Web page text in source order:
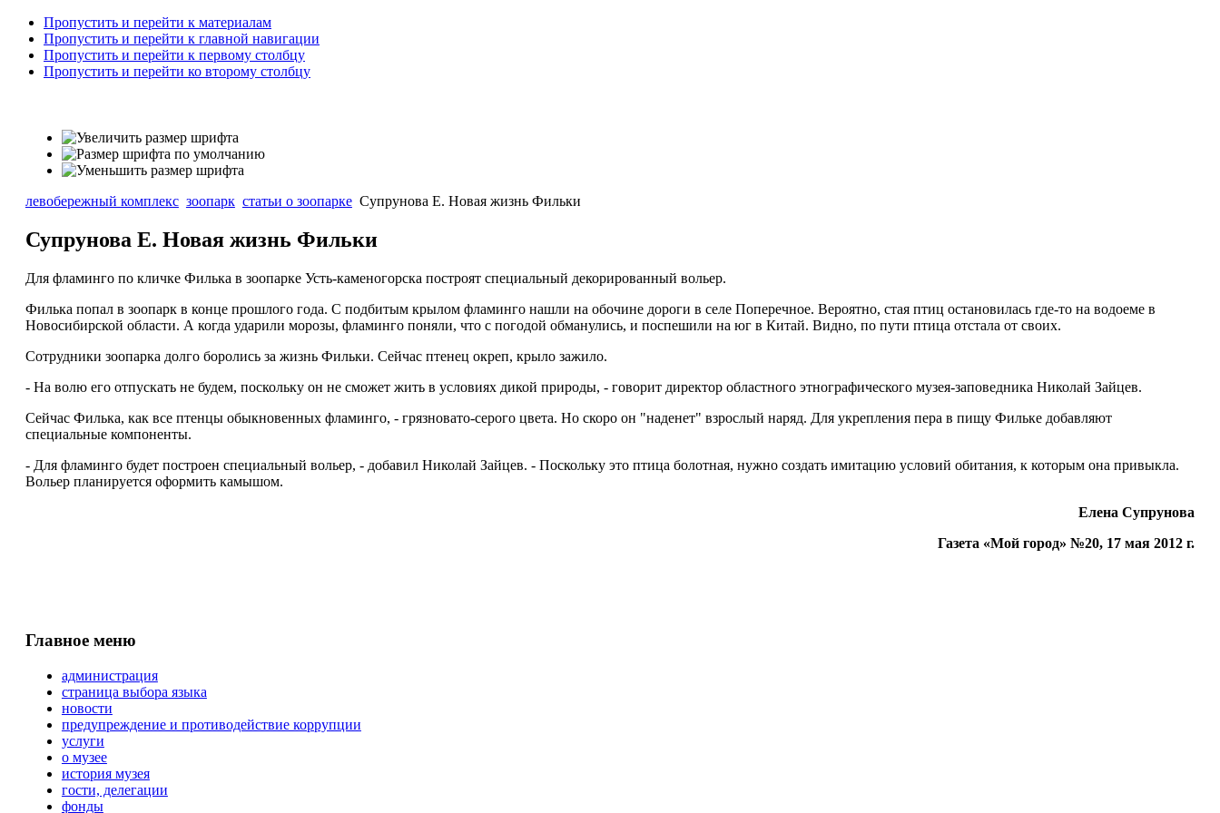
Пропустить и перейти к материалам
Пропустить и перейти к главной навигации
Пропустить и перейти к первому столбцу
Пропустить и перейти ко второму столбцу
левобережный комплекс зоопарк статьи о зоопарке Супрунова Е. Новая жизнь Фильки
Супрунова Е. Новая жизнь Фильки
Для фламинго по кличке Филька в зоопарке Усть-каменогорска построят специальный декорированный вольер.
Филька попал в зоопарк в конце прошлого года. С подбитым крылом фламинго нашли на обочине дороги в селе Поперечное. Вероятно, стая птиц остановилась где-то на водоеме в
Новосибирской области. А когда ударили морозы, фламинго поняли, что с погодой обманулись, и поспешили на юг в Китай. Видно, по пути птица отстала от своих.
Сотрудники зоопарка долго боролись за жизнь Фильки. Сейчас птенец окреп, крыло зажило.
- На волю его отпускать не будем, поскольку он не сможет жить в условиях дикой природы, - говорит директор областного этнографического музея-заповедника Николай Зайцев.
Сейчас Филька, как все птенцы обыкновенных фламинго, - грязновато-серого цвета. Но скоро он "наденет" взрослый наряд. Для укрепления пера в пищу Фильке добавляют
специальные компоненты.
- Для фламинго будет построен специальный вольер, - добавил Николай Зайцев. - Поскольку это птица болотная, нужно создать имитацию условий обитания, к которым она привыкла.
Вольер планируется оформить камышом.
Елена Супрунова
Газета «Мой город» №20, 17 мая 2012 г.
Главное меню
администрация
страница выбора языка
новости
предупреждение и противодействие коррупции
услуги
о музее
история музея
гости, делегации
фонды